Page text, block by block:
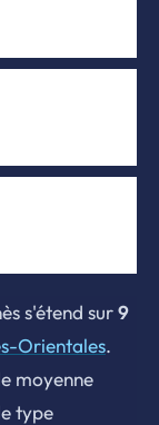
s'étend sur9
Orientales.
moyenne
type